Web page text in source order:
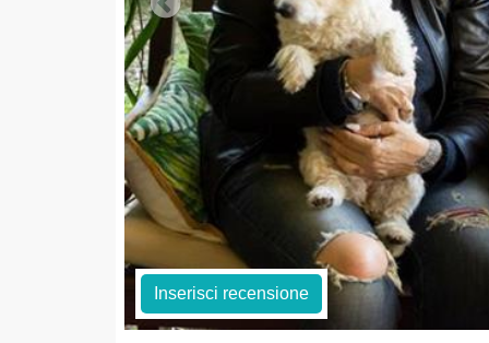
Inserisci recensione